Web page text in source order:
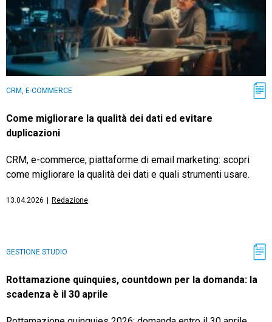
CRM, E-COMMERCE
Come migliorare la qualità dei dati ed evitare
duplicazioni
CRM, e-commerce, piattaforme di email marketing: scopri
come migliorare la qualità dei dati e quali strumenti usare.
13.04.2026 Redazione
GESTIONE STUDIO
Rottamazione quinquies, countdown per la domanda: la
scadenza è il 30 aprile